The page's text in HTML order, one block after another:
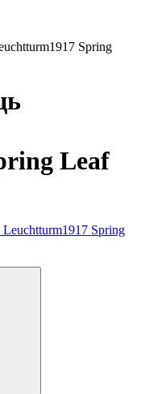
Spring
Leaf